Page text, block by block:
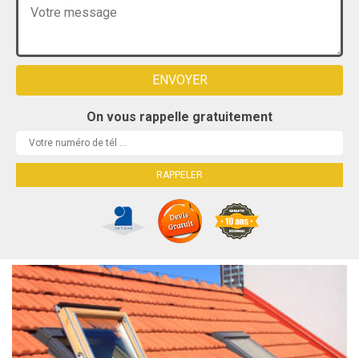
On vous rappelle gratuitement